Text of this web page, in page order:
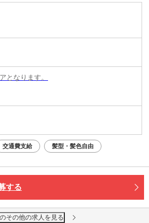
となります。
交通費支給 髪型・髪色自由
する
その他の求人を見る